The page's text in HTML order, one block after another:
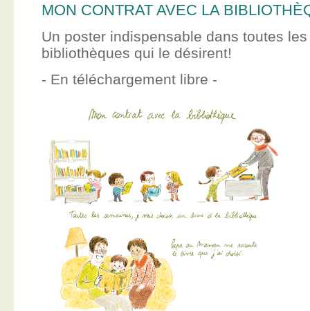
MON CONTRAT AVEC LA
Un poster indispensable dans toutes
bibliothèques qui le désirent!
- En téléchargement libre -